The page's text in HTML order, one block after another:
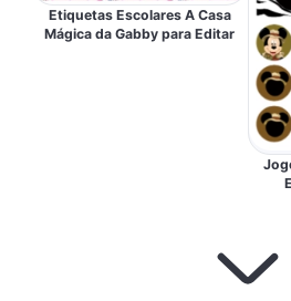
Etiquetas Escolares A Casa
Mágica da Gabby para Editar